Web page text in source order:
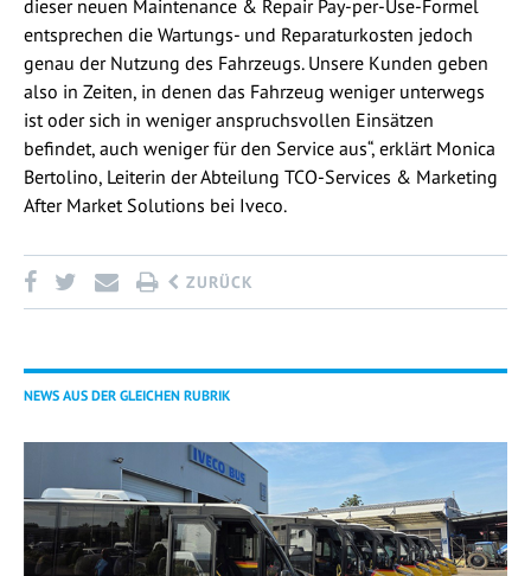
dieser neuen Maintenance & Repair Pay-per-Use-Formel
entsprechen die Wartungs- und Reparaturkosten jedoch
genau der Nutzung des Fahrzeugs. Unsere Kunden geben
also in Zeiten, in denen das Fahrzeug weniger unterwegs
ist oder sich in weniger anspruchsvollen Einsätzen
befindet, auch weniger für den Service aus“, erklärt Monica
Bertolino, Leiterin der Abteilung TCO-Services & Marketing
After Market Solutions bei Iveco.
ZURÜCK
NEWS AUS DER GLEICHEN RUBRIK